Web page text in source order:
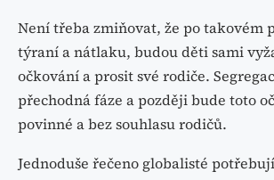
Není třeba zmiňovat, že po takovém
týraní a nátlaku, budou děti sami
očkování a prosit své rodiče.
přechodná fáze a později bude toto
povinné a bez souhlasu rodičů.
Jednoduše řečeno globalisté